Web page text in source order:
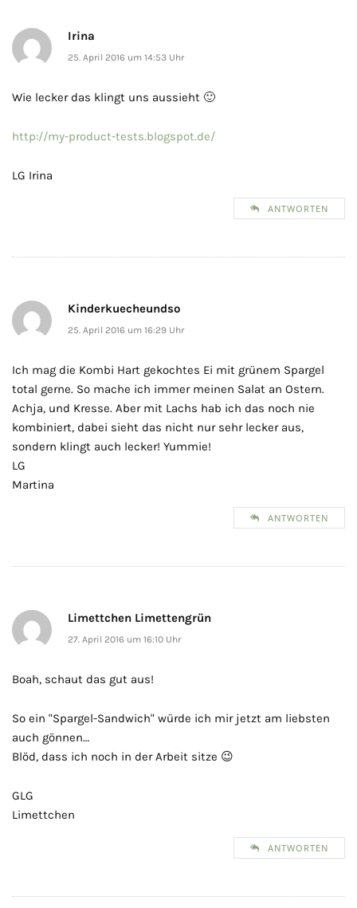
Irina
25. April 2016 um 14:53 Uhr
Wie lecker das klingt uns aussieht 🙂
http://my-product-tests.blogspot.de/
LG Irina
ANTWORTEN
Kinderkuecheundso
25. April 2016 um 16:29 Uhr
Ich mag die Kombi Hart gekochtes Ei mit grünem Spargel
total gerne. So mache ich immer meinen Salat an Ostern.
Achja, und Kresse. Aber mit Lachs hab ich das noch nie
kombiniert, dabei sieht das nicht nur sehr lecker aus,
sondern klingt auch lecker! Yummie!
LG
Martina
ANTWORTEN
Limettchen Limettengrün
27. April 2016 um 16:10 Uhr
Boah, schaut das gut aus!
So ein "Spargel-Sandwich" würde ich mir jetzt am liebsten
auch gönnen…
Blöd, dass ich noch in der Arbeit sitze 😉
GLG
Limettchen
ANTWORTEN